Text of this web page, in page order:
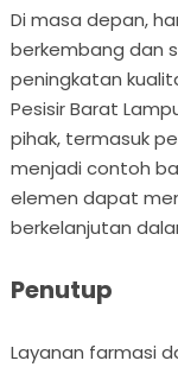
Di masa depan,
berkembang dan
peningkatan
Pesisir Barat
pihak, termasuk
menjadi contoh
elemen dapat
berkelanjutan
Penutup
Layanan farmasi